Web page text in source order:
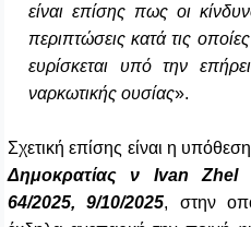
είναι επίσης πως οι
περιπτώσεις κατά τις
ευρίσκεται υπό την
ναρκωτικής ουσίας».
Σχετική επίσης είναι η υπόθεση
Δημοκρατίας ν Ivan Zhel
64/2025, 9/10/2025, στην